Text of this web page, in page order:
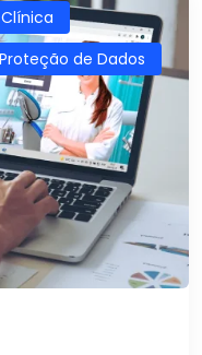
Proteção de Dados